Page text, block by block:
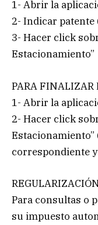
1- Abrir la
2- Indicar patente
3- Hacer click
Estacionamiento”
PARA FINALIZAR
1- Abrir la
2- Hacer click
correspondiente
Para consultas o
su impuesto